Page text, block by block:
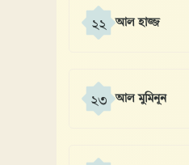
২২ আল হাজ্জ
২৩ আল মুমিনূন